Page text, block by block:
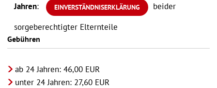
Jahren: EINVERSTÄNDNISERKLÄRUNG
beider
sorgeberechtigter Elternteile
Gebühren
ab 24 Jahren: 46,00 EUR
unter 24 Jahren: 27,60 EUR